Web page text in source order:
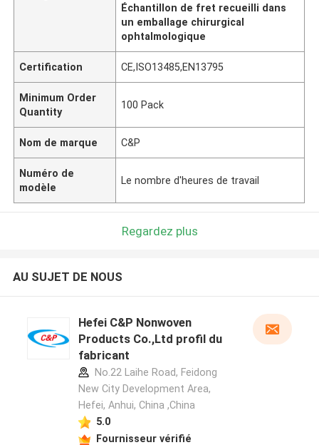
Échantillon de fret recueilli dans
un emballage chirurgical
ophtalmologique
Certification CE,ISO13485,EN13795
Minimum Order
Quantity
100 Pack
Nom de marque C&P
Numéro de
modèle
Le nombre d'heures de travail
Regardez plus
AU SUJET DE NOUS
Hefei C&P Nonwoven
Products Co.,Ltd profil du
fabricant
No.22 Laihe Road, Feidong
New City Development Area,
Hefei, Anhui, China ,China
5.0
Fournisseur vérifié